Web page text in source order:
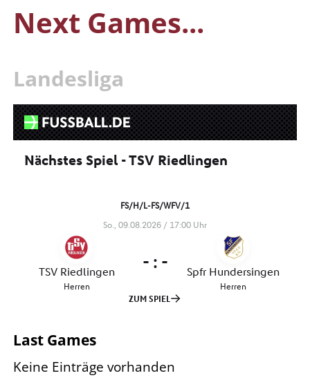
Next Games...
Landesliga
Last Games
Keine Einträge vorhanden